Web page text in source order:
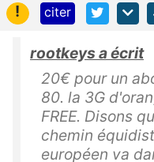
!
citer
rootkeys a écrit
20€ pour un
80. la 3G
FREE. Disons
chemin
européen va